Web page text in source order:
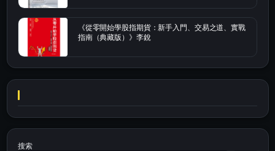
《從零開始學股指期貨：新手入門、交易之道、實戰
指南（典藏版）》李銳
搜索